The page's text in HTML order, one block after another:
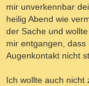
mir unverkennbar
heilig Abend wie
der Sache und
mir entgangen,
Augenkontakt nicht
Ich wollte auch nicht